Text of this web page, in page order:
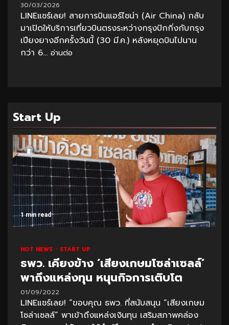
30/03/2026
LINEแชร์เลย! สายการบินแอร์ไชน่า (Air China) กลับ
มาเปิดให้บริการเที่ยวบินตรงระหว่างกรุงปักกิ่งกับกรุง
เปียงยางอีกครั้งวันนี้ (30 มี.ค.) หลังหยุดบินไปนาน
กว่า 6... อ่านต่อ
Start Up
1 min read
HOT NEWS START UP
ธพว. เคียงข้าง ‘เสียงเกษมโซล่าเซลล์’
พาถึงแหล่งทุน หนุนกิจการเติบโต
01/09/2022
LINEแชร์เลย! “ขอบคุณ ธพว. ที่สนับสนุน “เสียงเกษม
โซล่าเซลล์” พาเข้าถึงแหล่งเงินทุน เสริมสภาพคล่อง